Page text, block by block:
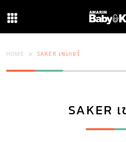
HOME SAKER เซเกอร์
SAKER